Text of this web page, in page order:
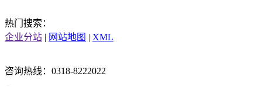
热门搜索：
企业分站 | 网站地图 | XML
咨询热线：0318-8222022